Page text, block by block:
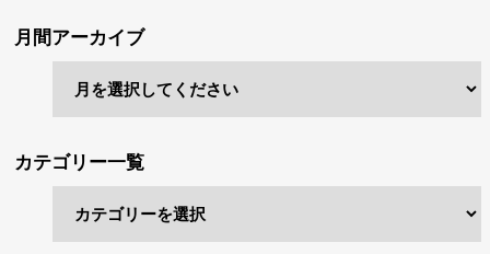
月間アーカイブ
カテゴリー一覧